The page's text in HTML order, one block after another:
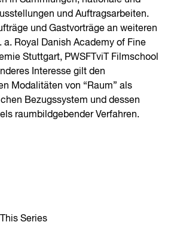
und Auftragsarbeiten.
und Gastvorträge an weiteren
a. Royal Danish Academy of Fine
Stuttgart, PWSFTviT Filmschool
Interesse gilt den
Modalitäten von “Raum” als
Bezugssystem und dessen
raumbildgebender Verfahren.
Series